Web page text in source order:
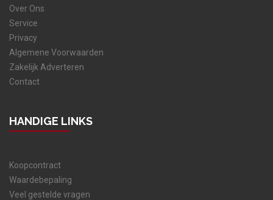
Over Ons
Service
Privacy
Algemene Voorwaarden
Zakelijk Adverteren
Contact
HANDIGE LINKS
Koopcontract
Waardebepaling
Veel gestelde vragen